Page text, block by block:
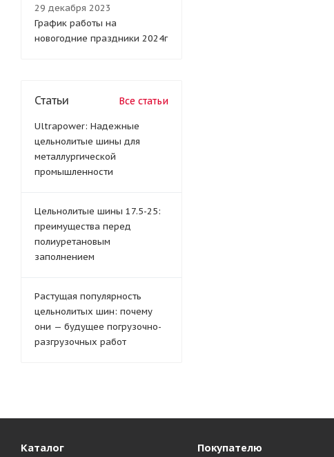
29 декабря 2023
График работы на
новогодние праздники 2024г
Статьи Все статьи
Ultrapower: Надежные
цельнолитые шины для
металлургической
промышленности
Цельнолитые шины 17.5-25:
преимущества перед
полиуретановым
заполнением
Растущая популярность
цельнолитых шин: почему
они — будущее погрузочно-
разгрузочных работ
Каталог Покупателю